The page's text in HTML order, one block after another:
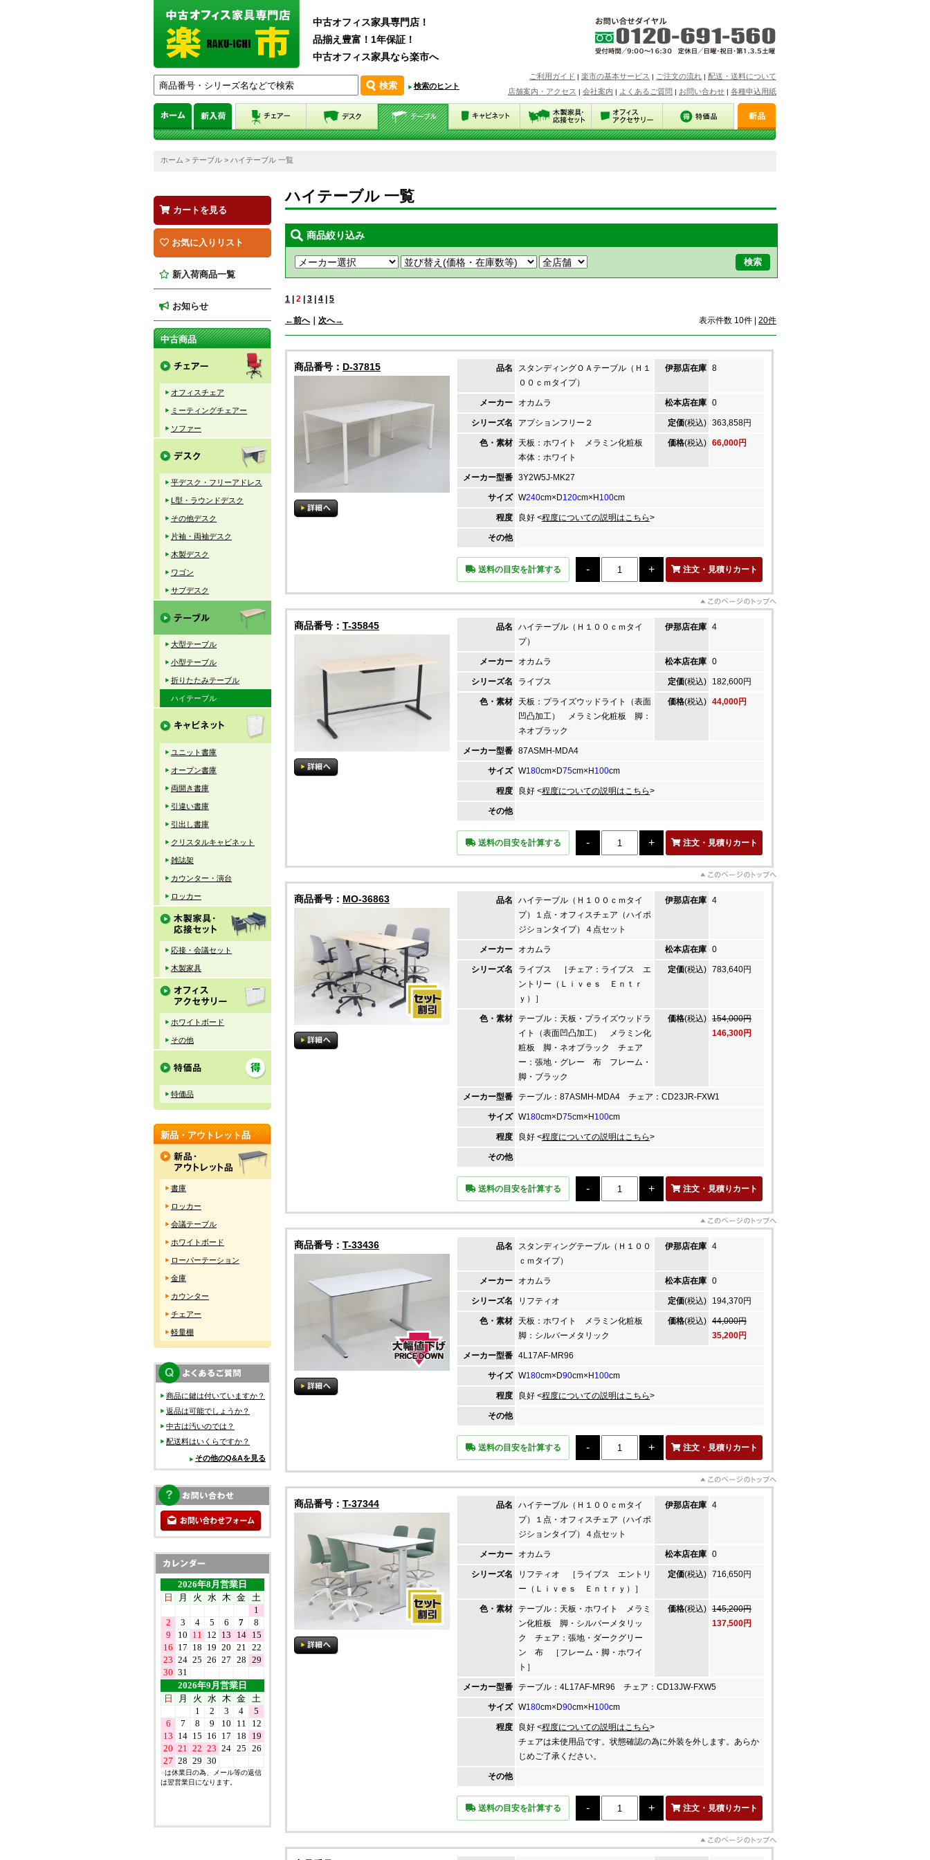
中古オフィス家具専門店！
品揃え豊富！1年保証！
中古オフィス家具なら楽市へ
検索のヒント
ご利用ガイド | 楽市の基本サービス | ご注文の流れ | 配送・送料について
店舗案内・アクセス | 会社案内 | よくあるご質問 | お問い合わせ | 各種申込用紙
ホーム > テーブル > ハイテーブル 一覧
ハイテーブル 一覧
商品絞り込み
1 2 3 4 5
←前へ｜ 次へ→ 表示件数 10件 | 20件
商品番号： D-37815 品名
スタンディングＯＡテーブル（Ｈ１
００ｃｍタイプ）
伊那店在庫 8
メーカー オカムラ 松本店在庫 0
シリーズ名 アプションフリー２ 定価(税込) 363,858円
色・素材
天板：ホワイト メラミン化粧板
本体：ホワイト
価格(税込) 66,000円
メーカー型番 3Y2W5J-MK27
サイズ W240cm×D120cm×H 100cm
程度 良好 <程度についての説明はこちら>
その他
送料の目安を計算する 注文・見積りカート
商品番号： T-35845 品名
ハイテーブル（Ｈ１００ｃｍタイ
プ）
伊那店在庫 4
メーカー オカムラ 松本店在庫 0
シリーズ名 ライブス 定価(税込) 182,600円
色・素材
天板：プライズウッドライト（表面
凹凸加工） メラミン化粧板 脚：
ネオブラック
価格(税込) 44,000円
メーカー型番 87ASMH-MDA4
サイズ W180cm×D75cm×H 100cm
程度 良好 <程度についての説明はこちら>
その他
送料の目安を計算する 注文・見積りカート
商品番号： MO-36863 品名
ハイテーブル（Ｈ１００ｃｍタイ
プ）１点・オフィスチェア（ハイポ
ジションタイプ）４点セット
伊那店在庫 4
メーカー オカムラ 松本店在庫 0
シリーズ名
ライブス ［チェア：ライブス エ
ントリー（Ｌｉｖｅｓ Ｅｎｔｒ
ｙ）］
定価(税込) 783,640円
色・素材 テーブル：天板・プライズウッドラ
イト（表面凹凸加工） メラミン化
粧板 脚・ネオブラック チェア
ー：張地・グレー 布 フレーム・
脚・ブラック
価格(税込) 154,000円
146,300円
メーカー型番 テーブル：87ASMH-MDA4 チェア：CD23JR-FXW1
サイズ W180cm×D75cm×H 100cm
程度 良好 <程度についての説明はこちら>
その他
送料の目安を計算する 注文・見積りカート
商品番号： T-33436 品名
スタンディングテーブル（Ｈ１００
ｃｍタイプ）
伊那店在庫 4
メーカー オカムラ 松本店在庫 0
シリーズ名 リフティオ 定価(税込) 194,370円
色・素材
天板：ホワイト メラミン化粧板
脚：シルバーメタリック
価格(税込) 44,000円
35,200円
メーカー型番 4L17AF-MR96
サイズ W180cm×D90cm×H 100cm
程度 良好 <程度についての説明はこちら>
その他
送料の目安を計算する 注文・見積りカート
商品番号： T-37344 品名
ハイテーブル（Ｈ１００ｃｍタイ
プ）１点・オフィスチェア（ハイポ
ジションタイプ）４点セット
伊那店在庫 4
メーカー オカムラ 松本店在庫 0
シリーズ名
リフティオ ［ライブス エントリ
ー（Ｌｉｖｅｓ Ｅｎｔｒｙ）］
定価(税込) 716,650円
色・素材 テーブル：天板・ホワイト メラミ
ン化粧板 脚・シルバーメタリッ
ク チェア：張地・ダークグリー
ン 布 ［フレーム・脚・ホワイ
ト］
価格(税込) 145,200円
137,500円
メーカー型番 テーブル：4L17AF-MR96 チェア：CD13JW-FXW5
サイズ W180cm×D90cm×H 100cm
程度 良好 <程度についての説明はこちら>
チェアは未使用品です。状態確認の為に外装を外します。あらか
じめご了承ください。
その他
送料の目安を計算する 注文・見積りカート
カートを見る
お気に入りリスト
新入荷商品一覧
お知らせ
中古商品
オフィスチェア
ミーティングチェアー
ソファー
平デスク・フリーアドレス
L型・ラウンドデスク
その他デスク
片袖・両袖デスク
木製デスク
ワゴン
サブデスク
大型テーブル
小型テーブル
折りたたみテーブル
ハイテーブル
ユニット書庫
オープン書庫
両開き書庫
引違い書庫
引出し書庫
クリスタルキャビネット
雑誌架
カウンター・演台
ロッカー
応接・会議セット
木製家具
ホワイトボード
その他
特価品
新品・アウトレット品
書庫
ロッカー
会議テーブル
ホワイトボード
ローパーテーション
金庫
カウンター
チェアー
軽量棚
商品に鍵は付いていますか？
返品は可能でしょうか？
中古は汚いのでは？
配送料はいくらですか？
その他のQ&Aを見る